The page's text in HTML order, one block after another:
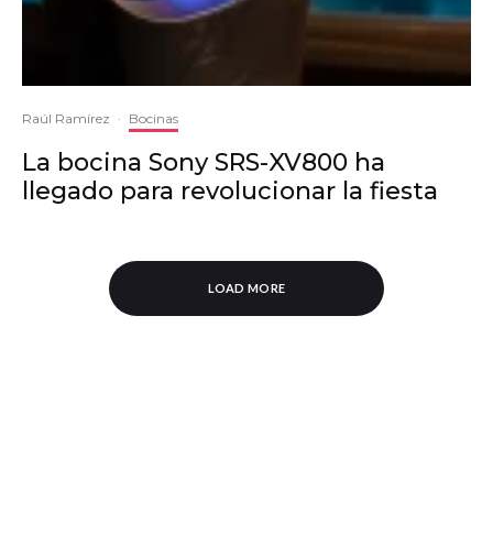
Raúl Ramírez · Bocinas
La bocina Sony SRS-XV800 ha
llegado para revolucionar la fiesta
LOAD MORE